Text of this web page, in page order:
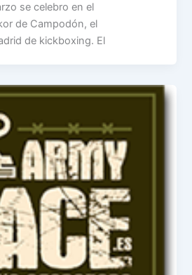
se celebro en el
de Campodón, el
de kickboxing. El